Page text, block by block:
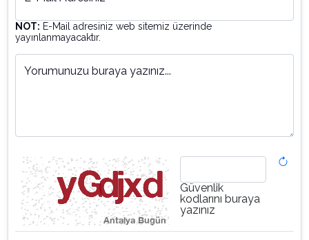
NOT: E-Mail adresiniz web sitemiz üzerinde
yayınlanmayacaktır.
Yorumunuzu buraya yazınız...
Güvenlik
kodlarını buraya
yazınız